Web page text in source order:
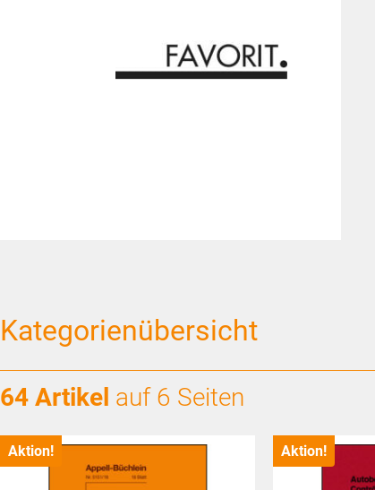
Kategorienübersicht
64 Artikel auf 6 Seiten
Aktion! Aktion!